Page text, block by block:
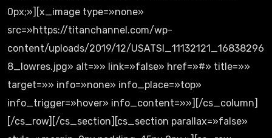
0px;»][x_image type=»none»
src=»https://titanchannel.com/wp-
content/uploads/2019/12/USATSI_11132121_16838296
8_lowres.jpg» alt=»» link=»false» href=»#» title=»»
target=»» info=»none» info_place=»top»
info_trigger=»hover» info_content=»»][/cs_column]
[/cs_row][/cs_section][cs_section parallax=»false»